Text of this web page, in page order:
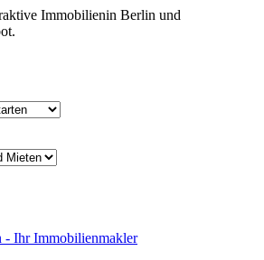
Immobilienin Berlin und